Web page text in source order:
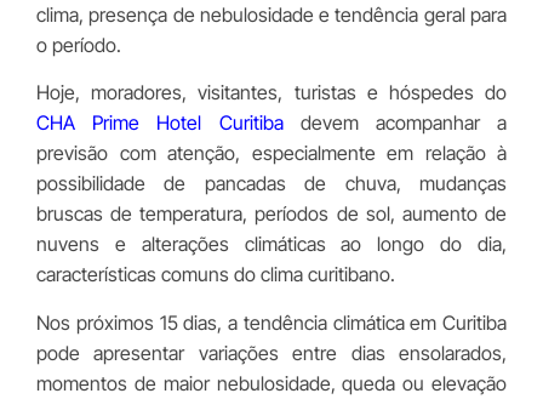
clima, presença de nebulosidade e tendência geral para
o período.
Hoje, moradores, visitantes, turistas e hóspedes do
CHA Prime Hotel Curitibadevem acompanhar a
previsão com atenção, especialmente em relação à
possibilidade de pancadas de chuva, mudanças
bruscas de temperatura, períodos de sol, aumento de
nuvens e alterações climáticas ao longo do dia,
características comuns do clima curitibano.
Nos próximos 15 dias, a tendência climática em Curitiba
pode apresentar variações entre dias ensolarados,
momentos de maior nebulosidade, queda ou elevação